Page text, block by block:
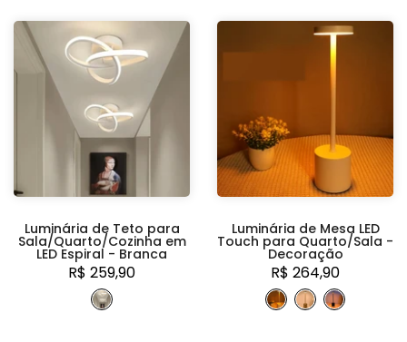
Luminária de Teto para
Sala/Quarto/Cozinha em
LED Espiral - Branca
R$ 259,90
Luminária de Mesa LED
Touch para Quarto/Sala -
Decoração
R$ 264,90